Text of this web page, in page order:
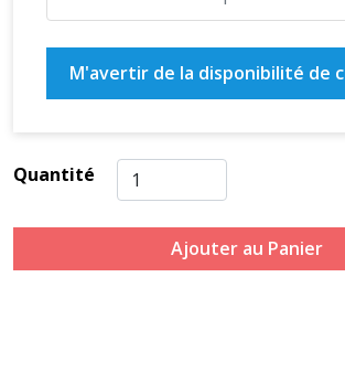
M'avertir de la disponibilité de
Quantité
Ajouter au Panier